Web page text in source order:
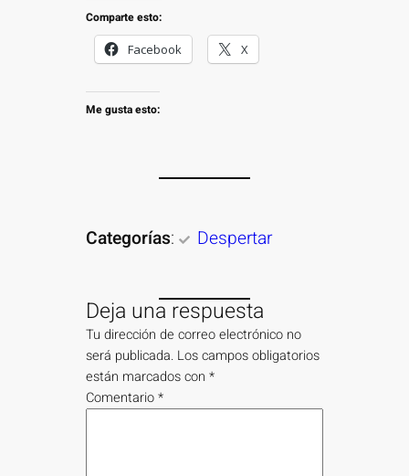
Comparte esto:
Facebook
X
Me gusta esto:
Categorías: Despertar
Deja una respuesta
Tu dirección de correo electrónico no
será publicada. Los campos obligatorios
están marcados con*
Comentario*